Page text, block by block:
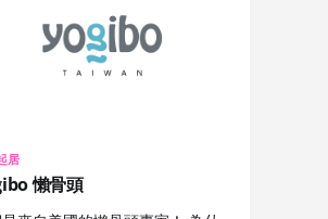
居
懶骨頭